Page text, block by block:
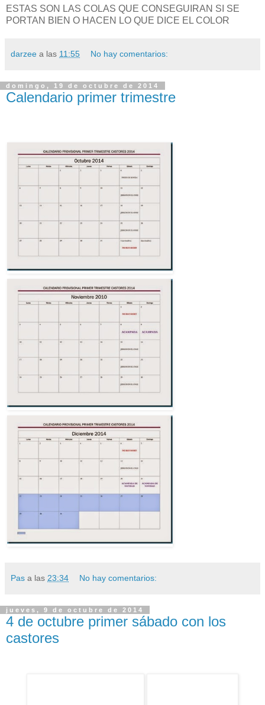
ESTAS SON LAS COLAS QUE CONSEGUIRAN SI SE
PORTAN BIEN O HACEN LO QUE DICE EL COLOR
darzee a las 11:55 No hay comentarios:
domingo, 19 de octubre de 2014
Calendario primer trimestre
Pas a las 23:34 No hay comentarios:
jueves, 9 de octubre de 2014
4 de octubre primer sábado con los
castores